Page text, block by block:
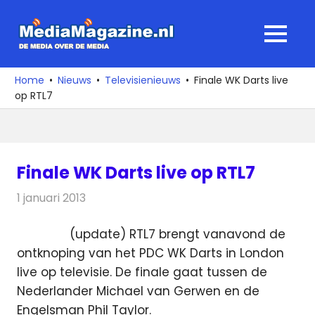
naar
media
over
de
MENU
Home Nieuws Televisienieuws
Finale WK Darts live
op RTL7
Finale WK Darts live op RTL7
1 januari 2013
(update) RTL7 brengt vanavond de
ontknoping van het PDC WK Darts in London
live op televisie. De finale gaat tussen de
Nederlander Michael van Gerwen en de
Engelsman Phil Taylor.